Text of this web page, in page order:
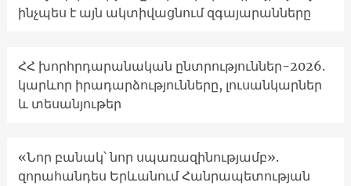
ինչպես է այն ակտիվացնում զգայարանները
ՀՀ խորհրդարանական ընտրություններ-2026.
կարևոր իրադարձությունները, լուսանկարներ
և տեսանյութեր
«Նոր բանակ՝ նոր սպառազինությամբ».
զորահանդես Երևանում Հանրապետության